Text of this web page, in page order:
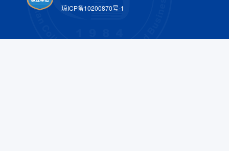
琼ICP备10200870号-1